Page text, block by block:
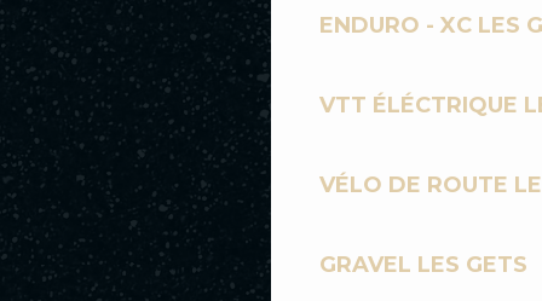
ENDURO - XC LES
VTT ÉLÉCTRIQUE
VÉLO DE ROUTE
GRAVEL LES GETS